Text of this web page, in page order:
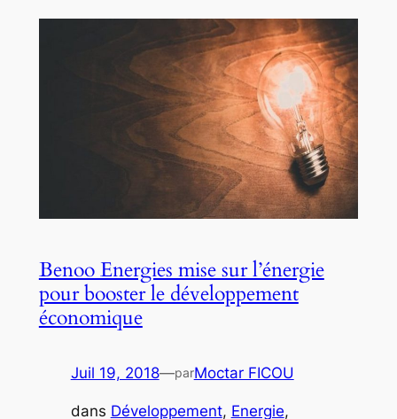
Benoo Energies mise sur l’énergie
pour booster le développement
économique
Juil 19, 2018—parMoctar FICOU
dans Développement, Energie